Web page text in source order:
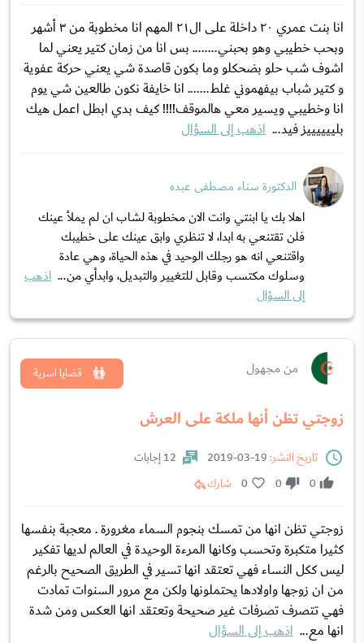
انا بنت عمري ٢٠ داخلة على ال٢١ المهم انا مخطوبة من ٣ أشهر
وبحب خطيبي وهو بحبني........ بس انا من زمان كتير يعني لما
اشوف شب حلو بضحكلو وما بكون قاصدة شي يعني حركة عفوية
و كتير شباب بيفهموني غلط....... انا خايفة نكون طالعين شي يوم
انا وخطيبي ويسير معي هالموقف!!!! كيف بدي ابطل اعمل هيك
بلييييييز فيد... اذهب إلى السؤال
الدكتورة سناء مصطفى عبده
اهلا بك يا ابنتي وانت الان مخطوبة لشاب ان لم يملأ عينك
فلن تقتنعي به ابدا، لا تنظري وابق عينك على خطيبك
واقتنعي انه هو رجلك الوحيد في هذه الحياة، وهي عادة
وسلوك مكتسب وقابل للتغيير والتبديل، وابدأي من... اذهب
إلى السؤال
من مجهول
زوجتي تظن أنها ملكة على العرش
قضايا اسرية
تاريخ النشر:
12 إجابات
0
0
0 شارك
زوجتي تظن انها من تمسك بنجوم السماء مغرورة . معجبة بنفسها
كثيرا متكبرة وتحسب وكانها المرءة الوحيدة في العالم لديها تفكير
ليس ككل النساء فهي تعتقد انها تسير في الطريق الصحيح بالرغم
من ان زوجها واولادها يحتملونها ولكن مع مرور السنوات تمادت
فهي تتصرف تصرفات غير صحيحة وتعتقد انها العكس ومن شدة
انها مع... اذهب إلى السؤال